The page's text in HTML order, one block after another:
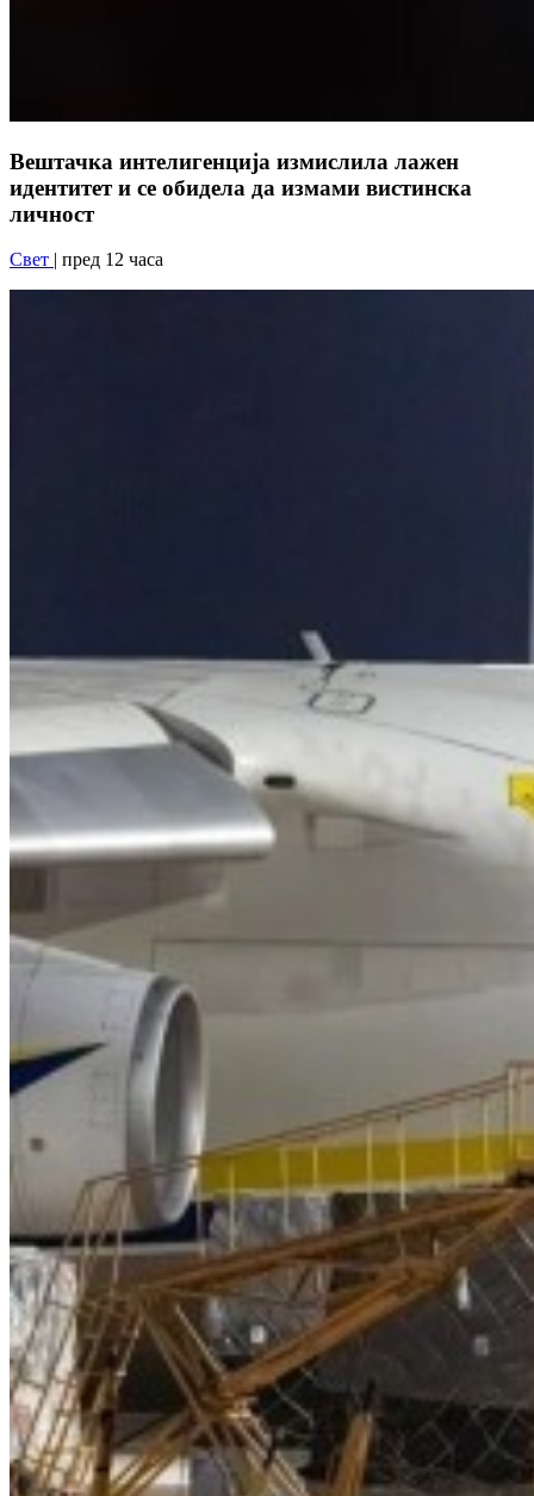
Вештачка интелигенција измислила лажен
идентитет и се обидела да измами вистинска
личност
Свет | пред 12 часа